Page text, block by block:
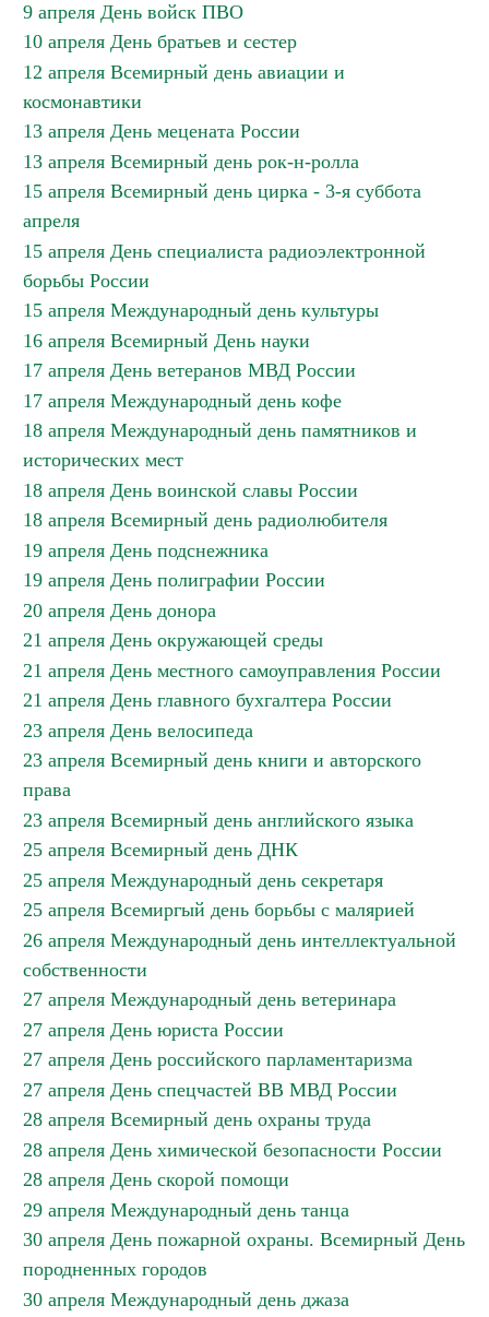
9 апреля День войск ПВО
10 апреля День братьев и сестер
12 апреля Всемирный день авиации и
космонавтики
13 апреля День мецената России
13 апреля Всемирный день рок-н-ролла
15 апреля Всемирный день цирка - 3-я суббота
апреля
15 апреля День специалиста радиоэлектронной
борьбы России
15 апреля Международный день культуры
16 апреля Всемирный День науки
17 апреля День ветеранов МВД России
17 апреля Международный день кофе
18 апреля Международный день памятников и
исторических мест
18 апреля День воинской славы России
18 апреля Всемирный день радиолюбителя
19 апреля День подснежника
19 апреля День полиграфии России
20 апреля День донора
21 апреля День окружающей среды
21 апреля День местного самоуправления России
21 апреля День главного бухгалтера России
23 апреля День велосипеда
23 апреля Всемирный день книги и авторского
права
23 апреля Всемирный день английского языка
25 апреля Всемирный день ДНК
25 апреля Международный день секретаря
25 апреля Всемиргый день борьбы с малярией
26 апреля Международный день интеллектуальной
собственности
27 апреля Международный день ветеринара
27 апреля День юриста России
27 апреля День российского парламентаризма
27 апреля День спецчастей ВВ МВД России
28 апреля Всемирный день охраны труда
28 апреля День химической безопасности России
28 апреля День скорой помощи
29 апреля Международный день танца
30 апреля День пожарной охраны. Всемирный День
породненных городов
30 апреля Международный день джаза